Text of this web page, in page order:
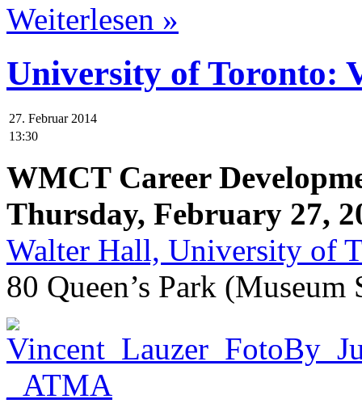
Weiterlesen »
University of Toronto:
27. Februar 2014
13:30
WMCT Career
Thursday, February 27,
Walter Hall, University of
80 Queen’s Park